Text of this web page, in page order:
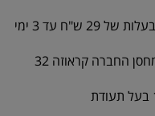
החלפת שק המזון תעשה על ידי שליח בעלות של 29 ש"ח עד 3 ימי
או בהגעה עצמית של הלקוח לכתובת מחסן החברה קראוזה 32